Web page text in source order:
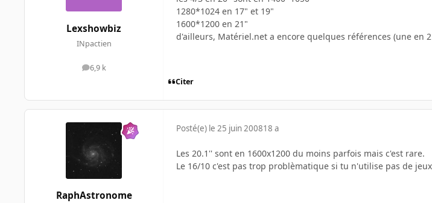
Lexshowbiz
INpactien
6,9 k
messages
1280*1024 en 17" et 19"
1600*1200 en 21"
d'ailleurs, Matériel.net a encore quelques références (une en
Citer
RaphAstronome
Posté(e) le 25 juin 200818 a
Les 20.1'' sont en 1600x1200 du moins parfois mais c'est rare.
Le 16/10 c'est pas trop problèmatique si tu n'utilise pas de